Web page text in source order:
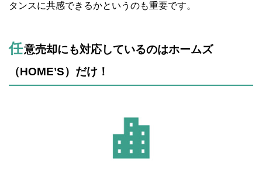
タンスに共感できるかというのも重要です。
任意売却にも対応しているのはホームズ
（HOME’S）だけ！